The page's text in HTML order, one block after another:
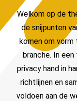
Welkom op de
de snijpunten
komen om
branche. In
privacy hand in
richtlijnen en
voldoen aan de